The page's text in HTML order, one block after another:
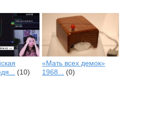
(10)
«Мать всех демок»
1968...
(0)